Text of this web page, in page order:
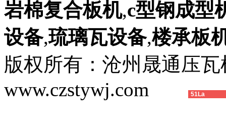
岩棉复合板机,c型钢成型
设备,琉璃瓦设备,楼承板
版权所有：沧州晟通压
www.czstywj.com
51La